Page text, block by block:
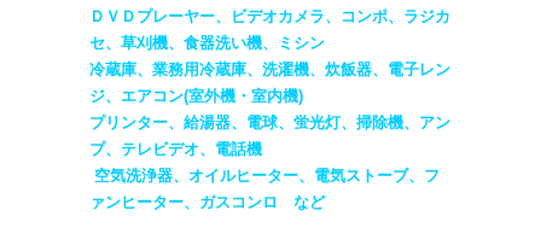
ＤＶＤプレーヤー、ビデオカメラ、コンポ、ラジカ
セ、草刈機、食器洗い機、ミシン
冷蔵庫、業務用冷蔵庫、洗濯機、炊飯器、電子レン
ジ、エアコン(室外機・室内機)
プリンター、給湯器、電球、蛍光灯、掃除機、アン
プ、テレビデオ、電話機
空気洗浄器、オイルヒーター、電気ストーブ、フ
ァンヒーター、ガスコンロ など